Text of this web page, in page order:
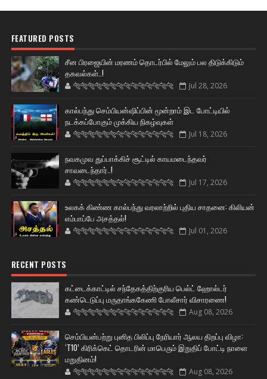
FEATURED POSTS
சீன பிரஜையின் மரணம் தொடர்பில் மேலும் பல திடுக்கிடும்
தகவல்கள்..!
🐅🐅🐅🐅🐅🐅🐆🐆🐆🐆🐆🐆🐆🐆 Jul 28, 2026
கால்பந்து செம்பியன்ஷிப்பின் மூன்றாம் இட போட்டியில்
நடக்கப்போகும் முக்கிய நிகழ்வுகள்
🐅🐅🐅🐅🐅🐅🐆🐆🐆🐆🐆🐆🐆🐆 Jul 18, 2026
நவகமுவ துப்பாக்கிச் சூட்டில் காயமடைந்தவர்
சாவடைந்தார்..!
🐅🐅🐅🐅🐅🐅🐆🐆🐆🐆🐆🐆🐆🐆 Jul 17, 2026
உலகக் கிண்ண கால்பந்து வரலாற்றில் புதிய சாதனை: கிலியன்
எம்பாப்பே அசத்தல்!
🐅🐅🐅🐅🐅🐅🐆🐆🐆🐆🐆🐆🐆🐆 Jul 01, 2026
RECENT POSTS
கட்டைக்காட்டில் சந்தேகத்திற்குரிய பெல்ட் ஹோல்டர்
கண்டெடுப்பு மருதாங்ககேணி போலீசார் விசாரணை!
🐅🐅🐅🐅🐅🐅🐆🐆🐆🐆🐆🐆🐆🐆 Aug 08, 2026
செம்பியன்பற்று புனித பிலிப்பு நேரியார் ஆலய திறப்பு விழா:
‘T10’ கிரிக்கெட் தொடரின் மாபெரும் இறுதிப் போட்டி நாளை
மறுதினம்!
🐅🐅🐅🐅🐅🐅🐆🐆🐆🐆🐆🐆🐆🐆 Aug 08, 2026